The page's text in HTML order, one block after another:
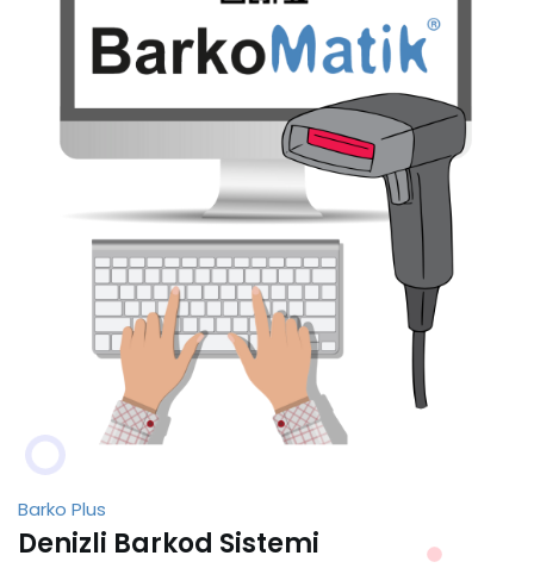
Barko Plus
Denizli Barkod Sistemi